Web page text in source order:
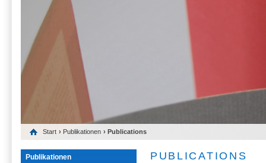
Start › Publikationen › Publications
Publikationen PUBLICATIONS